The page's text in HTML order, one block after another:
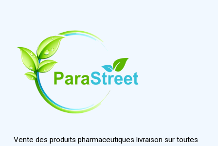
Vente des produits pharmaceutiques livraison sur toutes